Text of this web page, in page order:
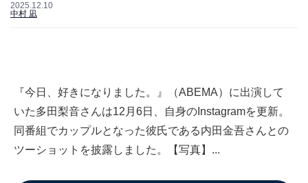
2025.12.10
中村 凪
『今日、好きになりました。』（ABEMA）に出演して
いた多田梨音さんは12月6日、自身のInstagramを更新。
同番組でカップルとなった彼氏である内田金吾さんとの
ツーショットを披露しました。【写真】...